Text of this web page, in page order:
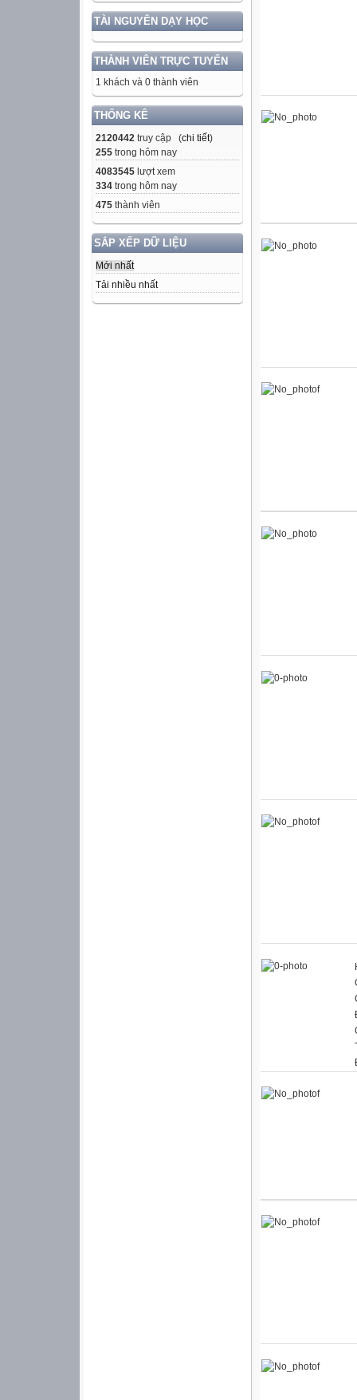
TÀI NGUYÊN DẠY HỌC
THÀNH VIÊN TRỰC TUYẾN
1 khách và 0 thành viên
THỐNG KÊ
2120442 truy cập (chi tiết)
255 trong hôm nay
4083545 lượt xem
334 trong hôm nay
475 thành viên
SẮP XẾP DỮ LIỆU
Mới nhất
Tải nhiều nhất